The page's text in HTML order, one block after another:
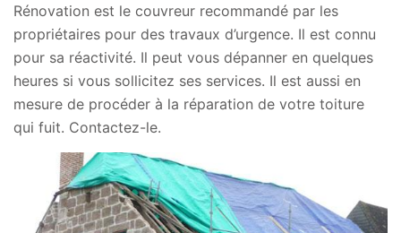
Rénovation est le couvreur recommandé par les
propriétaires pour des travaux d’urgence. Il est connu
pour sa réactivité. Il peut vous dépanner en quelques
heures si vous sollicitez ses services. Il est aussi en
mesure de procéder à la réparation de votre toiture
qui fuit. Contactez-le.